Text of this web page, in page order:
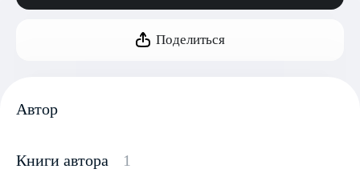
Поделиться
Автор
Книги автора 1